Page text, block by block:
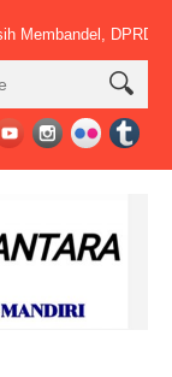
DPRD PALI